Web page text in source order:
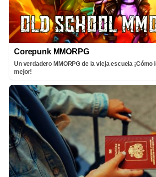
Corepunk MMORPG
Un verdadero MMORPG de la vieja escuela ¡Cómo
mejor!